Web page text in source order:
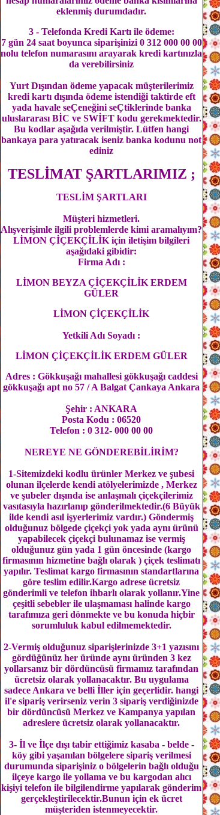
eklenmiş durumdadır.
3 - Telefonda Kredi Kartı ile ödeme:
7 gün 24 saat boyunca siparişinizi 0 312 000 00 00
nolu telefon numarasını arayarak kredi kartınızla
da verebilirsiniz
Yurt Dışından ödeme yapacak müşterilerimiz
kredi kartı dışında ödeme istendiği taktirde eft
yada havale seÇeneğini seÇtiklerinde banka
uluslararası BİC ve SWİFT kodu gerekmektedir.
Bu kodlar aşağıda verilmiştir. Lütfen hangi
bankaya para yatıracak iseniz banka kodunu not
ediniz
TESLİMAT ŞARTLARIMIZ ;
TESLİM ŞARTLARI
Müşteri hizmetleri.
Alışverişimle ilgili problemlerde kimi aramalıyım?
LİMON ÇİÇEKÇİLİK için iletişim bilgileri
aşağıdaki gibidir:
Firma Adı :
LİMON BEYZA ÇİÇEKÇİLİK ERDEM
GÜLER
LİMON ÇİÇEKÇİLİK
Yetkili Adı Soyadı :
LİMON ÇİÇEKÇİLİK ERDEM GÜLER
Adres : Gökkuşağı mahallesi gökkuşağı caddesi
gökkuşağı apt no 57 / A Balgat Çankaya Ankara
Şehir : ANKARA
Posta Kodu : 06520
Telefon : 0 312- 000 00 00
NEREYE NE GÖNDEREBİLİRİM?
1-Sitemizdeki kodlu ürünler Merkez ve şubesi
olunan ilçelerde kendi atölyelerimizde , Merkez
ve şubeler dışında ise anlaşmalı çiçekçilerimiz
vasıtasıyla hazırlanıp gönderilmektedir.(6 Büyük
ilde kendi asıl işyerlerimiz vardır.) Göndermiş
olduğunuz bölgede çiçekçi yok yada aynı ürünü
yapabilecek çiçekçi bulunamaz ise vermiş
olduğunuz gün yada 1 gün öncesinde (kargo
firmasının hizmetine bağlı olarak ) çiçek teslimatı
yapılır. Teslimat kargo firmasının standartlarına
göre teslim edilir.Kargo adrese ücretsiz
gönderimli ve telefon ihbarlı olarak yollanır.Yine
çeşitli sebebler ile ulaşmaması halinde kargo
tarafımıza geri dönmekte ve bu konuda hiçbir
sorumluluk kabul edilmemektedir.
2-Vermiş olduğunuz siparişlerinizde 3+1 yazısını
gördüğünüz her üründe aynı üründen 3 kez
yollarsanız bir dördüncüsü firmamız tarafından
ücretsiz olarak yollanacaktır. Bu uygulama
sadece Ankara ve belli İller için geçerlidir. hangi
il'e sipariş verirseniz verin 3 sipariş verdiğinizde
bir dördüncüsü Merkez ve Kampanya yapılan
adreslere ücretsiz olarak yollanacaktır.
3- İl ve İlçe dışı tabir ettiğimiz kasaba - belde -
köy gibi yaşanılan bölgelere sipariş verilmesi
durumunda siparişiniz o bölgelerin bağlı olduğu
ilçeye kargo ile yollama ve bu kargodan alıcı
kişiyi telefon ile bilgilendirme yapılarak gönderim
gerçekleştirilecektir.Bunun için ek ücret
müşteriden istenmeyecektir.